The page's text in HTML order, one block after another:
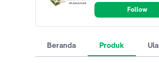
Follow
Beranda Produk